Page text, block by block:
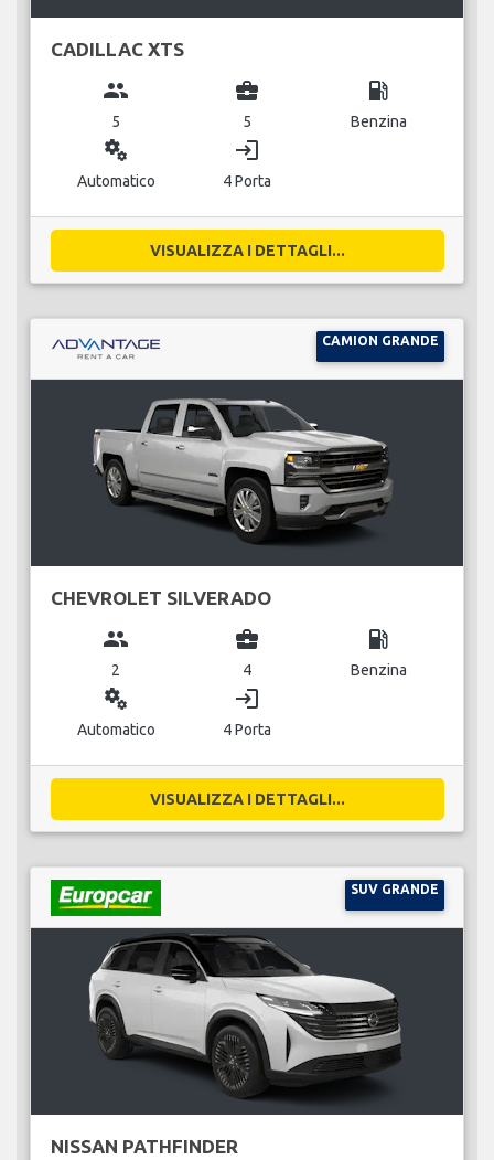
CADILLAC XTS
group
5
business_center
5
local_gas_station
Benzina
miscellaneous_services
Automatico
login
4 Porta
VISUALIZZA I DETTAGLI...
CAMION GRANDE
CHEVROLET SILVERADO
group
2
business_center
4
local_gas_station
Benzina
miscellaneous_services
Automatico
login
4 Porta
VISUALIZZA I DETTAGLI...
SUV GRANDE
NISSAN PATHFINDER